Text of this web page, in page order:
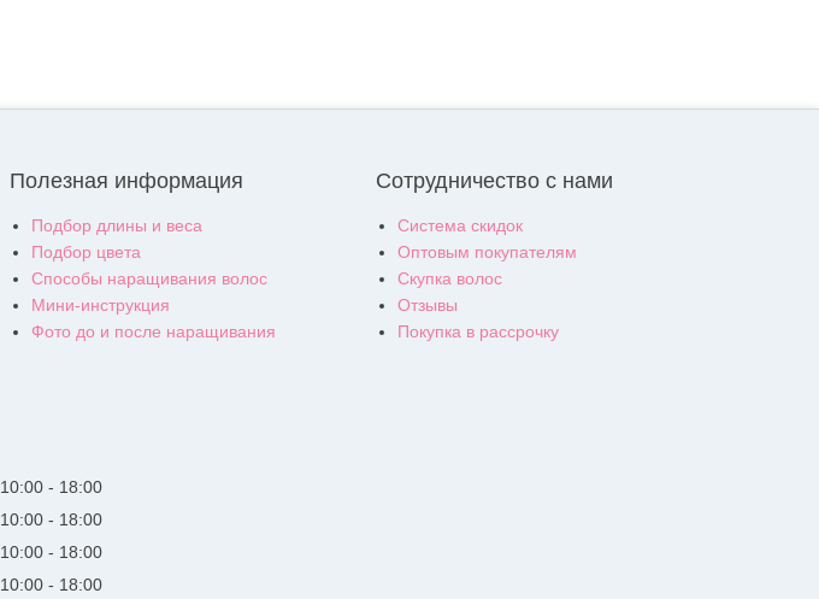
Полезная информация
Подбор длины и веса
Подбор цвета
Способы наращивания волос
Мини-инструкция
Фото до и после наращивания
Сотрудничество с нами
Система скидок
Оптовым покупателям
Скупка волос
Отзывы
Покупка в рассрочку
10:00
18:00
10:00
18:00
10:00
18:00
10:00
18:00